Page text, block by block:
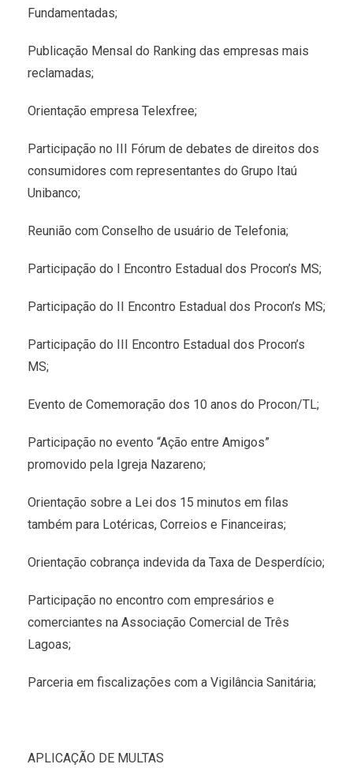
Fundamentadas;
Publicação Mensal do Ranking das empresas mais
reclamadas;
Orientação empresa Telexfree;
Participação no III Fórum de debates de direitos dos
consumidores com representantes do Grupo Itaú
Unibanco;
Reunião com Conselho de usuário de Telefonia;
Participação do I Encontro Estadual dos Procon’s MS;
Participação do II Encontro Estadual dos Procon’s MS;
Participação do III Encontro Estadual dos Procon’s
MS;
Evento de Comemoração dos 10 anos do Procon/TL;
Participação no evento “Ação entre Amigos”
promovido pela Igreja Nazareno;
Orientação sobre a Lei dos 15 minutos em filas
também para Lotéricas, Correios e Financeiras;
Orientação cobrança indevida da Taxa de Desperdício;
Participação no encontro com empresários e
comerciantes na Associação Comercial de Três
Lagoas;
Parceria em fiscalizações com a Vigilância Sanitária;
APLICAÇÃO DE MULTAS